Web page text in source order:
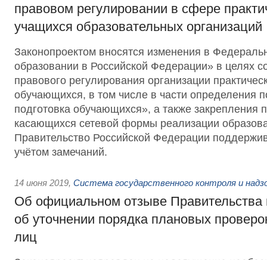
правовом регулировании в сфере
учащихся образовательных организаций
Законопроектом вносятся изменения в
образовании в Российской Федерации» в целях
правового регулирования организации
обучающихся, в том числе в части определения
подготовка обучающихся», а также закрепления
касающихся сетевой формы реализации
Правительство Российской Федерации
учётом замечаний.
14 июня 2019, Система государственного контроля и
Об официальном отзыве Правительства
об уточнении порядка плановых
лиц